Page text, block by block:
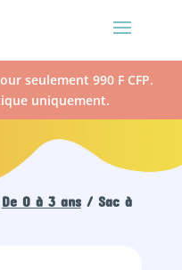
seulement 990 F CFP.
uniquement.
De 0 à 3 ans/ Sac à